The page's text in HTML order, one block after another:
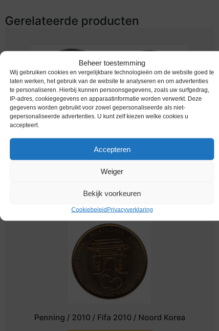
Beheer toestemming
Wij gebruiken cookies en vergelijkbare technologieën om de website goed te
laten werken, het gebruik van de website te analyseren en om advertenties
te personaliseren. Hierbij kunnen persoonsgegevens, zoals uw surfgedrag,
IP-adres, cookiegegevens en apparaatinformatie worden verwerkt. Deze
gegevens worden gebruikt voor zowel gepersonaliseerde als niet-
gepersonaliseerde advertenties. U kunt zelf kiezen welke cookies u
accepteert.
Accepteren
Weiger
Bekijk voorkeuren
CookiebeleidPrivacyverklaring
Gerelateerde producten
Rynders / Fraai
€0,95
Penning / 2010 / Fifa 2010 / Noord Korea